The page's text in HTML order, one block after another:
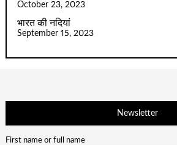
October 23, 2023
भारत की नदियां
September 15, 2023
Newsletter
First name or full name